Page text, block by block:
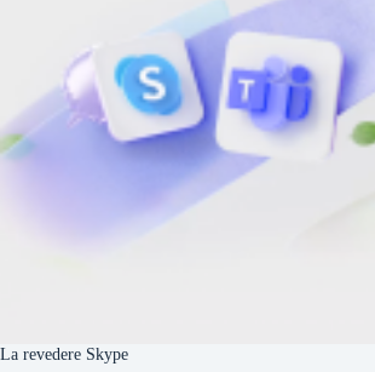
La revedere Skype